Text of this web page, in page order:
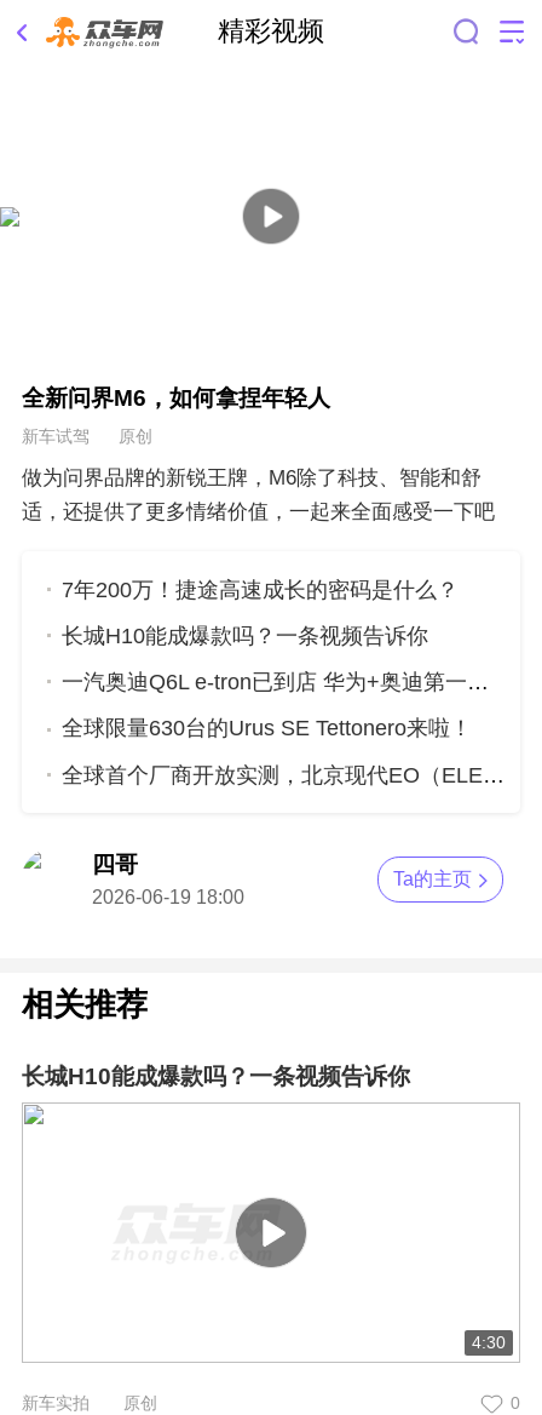
精彩视频
全新问界M6，如何拿捏年轻人
新车试驾 原创
做为问界品牌的新锐王牌，M6除了科技、智能和舒
适，还提供了更多情绪价值，一起来全面感受一下吧
7年200万！捷途高速成长的密码是什么？
长城H10能成爆款吗？一条视频告诉你
一汽奥迪Q6L e-tron已到店 华为+奥迪第一车究竟有啥硬核实力？
全球限量630台的Urus SE Tettonero来啦！
全球首个厂商开放实测，北京现代EO（ELEXIO）重新定义新质安全
四哥
2026-06-19 18:00
Ta的主页
相关推荐
长城H10能成爆款吗？一条视频告诉你
4:30
新车实拍 原创 0